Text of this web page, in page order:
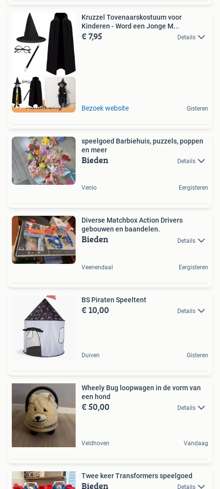
Aanbieding
Kruzzel Tovenaarskostuum voor
Kinderen - Word een Jonge M...
€ 7,95 Details
Bezoek website Gisteren
speelgoed Barbiehuis, puzzels, poppen
en meer
Bieden Details
Venlo Eergisteren
Diverse Matchbox Action Drivers
gebouwen en baandelen.
Bieden Details
Veenendaal Eergisteren
BS Piraten Speeltent
€ 10,00 Details
Duiven Gisteren
Wheely Bug loopwagen in de vorm van
een hond
€ 50,00 Details
Veldhoven Vandaag
Twee keer Transformers speelgoed
Bieden Details